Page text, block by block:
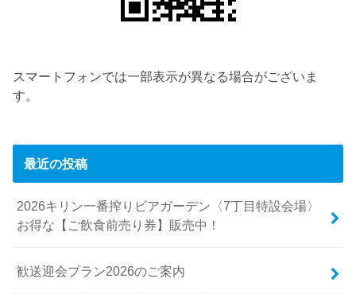
スマートフォンでは一部表示が異なる場合がございま
す。
最近の投稿
2026キリン一番搾りビアガーデン〈7丁目特設会場〉
お得な【ご飲食前売り券】販売中！
歓送迎会プラン2026のご案内